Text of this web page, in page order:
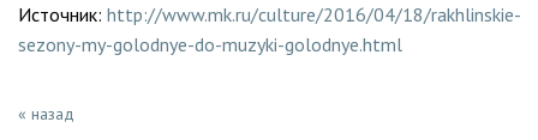
Источник: http://www.mk.ru/culture/2016/04/18/rakhlinskie-
sezony-my-golodnye-do-muzyki-golodnye.html
« назад